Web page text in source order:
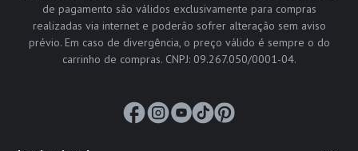
de pagamento são válidos exclusivamente para compras
realizadas via internet e poderão sofrer alteração sem aviso
prévio. Em caso de divergência, o preço válido é sempre o do
carrinho de compras. CNPJ: 09.267.050/0001-04.